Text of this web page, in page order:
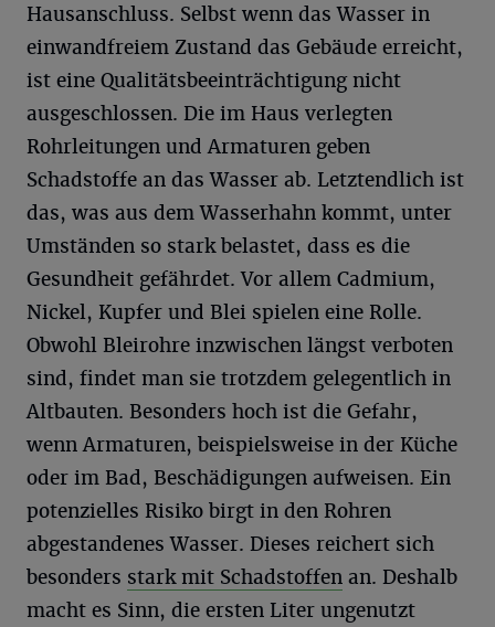
Hausanschluss. Selbst wenn das Wasser in
einwandfreiem Zustand das Gebäude erreicht,
ist eine Qualitätsbeeinträchtigung nicht
ausgeschlossen. Die im Haus verlegten
Rohrleitungen und Armaturen geben
Schadstoffe an das Wasser ab. Letztendlich ist
das, was aus dem Wasserhahn kommt, unter
Umständen so stark belastet, dass es die
Gesundheit gefährdet. Vor allem Cadmium,
Nickel, Kupfer und Blei spielen eine Rolle.
Obwohl Bleirohre inzwischen längst verboten
sind, findet man sie trotzdem gelegentlich in
Altbauten. Besonders hoch ist die Gefahr,
wenn Armaturen, beispielsweise in der Küche
oder im Bad, Beschädigungen aufweisen. Ein
potenzielles Risiko birgt in den Rohren
abgestandenes Wasser. Dieses reichert sich
besonders stark mit Schadstoffen an. Deshalb
macht es Sinn, die ersten Liter ungenutzt